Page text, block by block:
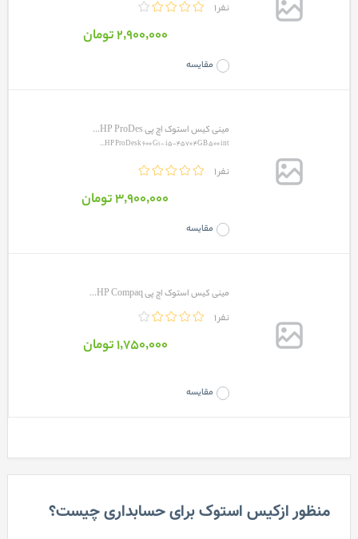
1 نفر
مقایسه
2٬900٬000 تومان
مینی کیس استوک اچ پی HP ProDes...
HP ProDesk 600 G1 - i5-4570 4GB 500 int...
1 نفر
مقایسه
3٬900٬000 تومان
مینی کیس استوک اچ پی HP Compaq...
1 نفر
مقایسه
1٬750٬000 تومان
منظور ازکیس استوک برای حسابداری چیست؟